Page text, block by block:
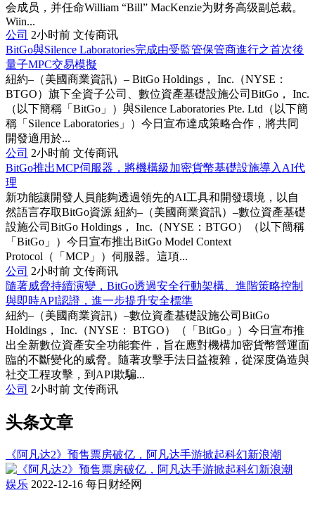
会成员，并任命William “Bill” MacKenzie为财务高级副总裁。
Wiin...
公司 2小时前 文传商讯
BitGo與Silence Laboratories完成由受監管保管商進行之首次後
量子MPC交易模擬
紐約–（美國商業資訊）– BitGo Holdings， Inc.（NYSE：
BTGO）旗下全資子公司、數位資產基礎設施公司BitGo， Inc.
（以下簡稱「BitGo」）與Silence Laboratories Pte. Ltd（以下簡
稱「Silence Laboratories」）今日宣布達成策略合作，將共同
開發適用於...
公司 2小时前 文传商讯
BitGo推出MCP伺服器，將機構級加密貨幣基礎設施導入AI代
理
新功能讓開發人員能夠透過領先的AI工具和開發環境，以自
然語言存取BitGo資源 紐約–（美國商業資訊）–數位資產基礎
設施公司BitGo Holdings， Inc.（NYSE：BTGO）（以下簡稱
「BitGo」）今日宣布推出BitGo Model Context
Protocol（「MCP」）伺服器。這項...
公司 2小时前 文传商讯
隨著威脅持續演變，BitGo透過安全行動架構、進階策略控制
與即時API認證，進一步提升安全標準
紐約–（美國商業資訊）–數位資產基礎設施公司BitGo
Holdings， Inc.（NYSE： BTGO）（「BitGo」）今日宣布推
出全新數位資產安全功能套件，旨在應對機構加密貨幣營運面
臨的不斷變化的威脅。隨著攻擊手法日益複雜，從深度偽造與
社交工程攻擊，到API欺騙...
公司 2小时前 文传商讯
头条文章
《阿凡达2》预售票房破亿，阿凡达手游掀起科幻新浪潮
娱乐 2022-12-16 每日财经网